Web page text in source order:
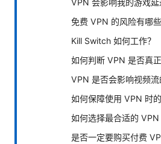
免费 VPN 的风险有哪些
Kill Switch 如何工作？
如何判断 VPN 是否真正
VPN 是否会影响视频流
如何保障使用 VPN 时的
如何选择最合适的 VPN
是否一定要购买付费